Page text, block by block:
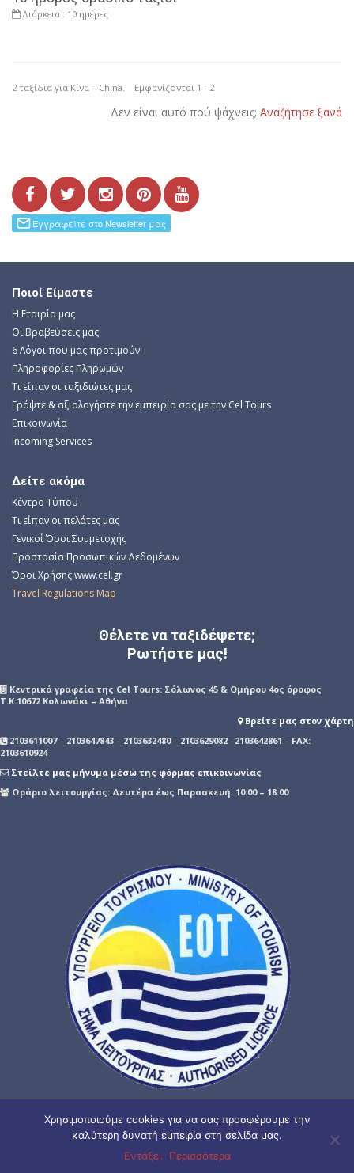
Διάρκεια : 10 ημέρες
2 ταξίδια για Κίνα – China. Εμφανίζονται 1 - 2
Δεν είναι αυτό πού ψάχνεις; Αναζήτησε ξανά
Ποιοί Είμαστε
Η Εταιρία μας
Οι Βραβεύσεις μας
6 Λόγοι που μας προτιμούν
Πληροφορίες Πληρωμών
Τι είπαν οι ταξιδιώτες μας
Γράψτε & αξιολογήστε την εμπειρία σας με την Cel Tours
Επικοινωνία
Incoming Services
Δείτε ακόμα
Κέντρο Τύπου
Τι είπαν οι πελάτες μας
Γενικοί Όροι Συμμετοχής
Προστασία Προσωπικών Δεδομένων
Όροι Χρήσης www.cel.gr
Travel Regulations Map
Θέλετε να ταξιδέψετε;
Ρωτήστε μας!
Kεντρικά γραφεία της Cel Tours: Σόλωνος 45 & Ομήρου 4ος όροφος
Τ.Κ:10672 Κολωνάκι – Αθήνα
Βρείτε μας στον χάρτη
2103611007– 2103647843 – 2103632480– 2103629082 –2103642861 – FAX:
2103610924
Στείλτε μας μήνυμα μέσω της φόρμας επικοινωνίας
Ωράριο λειτουργίας: Δευτέρα έως Παρασκευή: 10:00 – 18:00
Χρησιμοποιούμε cookies για να σας προσφέρουμε την
καλύτερη δυνατή εμπειρία στη σελίδα μας.
Εντάξει
Περισσότερα